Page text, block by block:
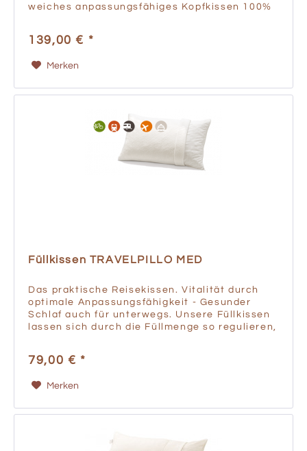
weiches anpassungsfähiges Kopfkissen 100%
139,00 € *
Merken
Füllkissen TRAVELPILLO MED
Das praktische Reisekissen. Vitalität durch
optimale Anpassungsfähigkeit - Gesunder
Schlaf auch für unterwegs. Unsere Füllkissen
lassen sich durch die Füllmenge so regulieren,
79,00 € *
Merken